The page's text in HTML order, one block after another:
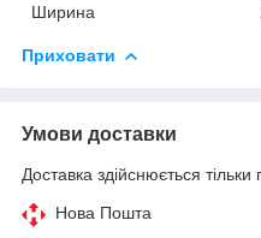
Ширина
Приховати
Умови доставки
Доставка здійснюється тільки
Нова Пошта